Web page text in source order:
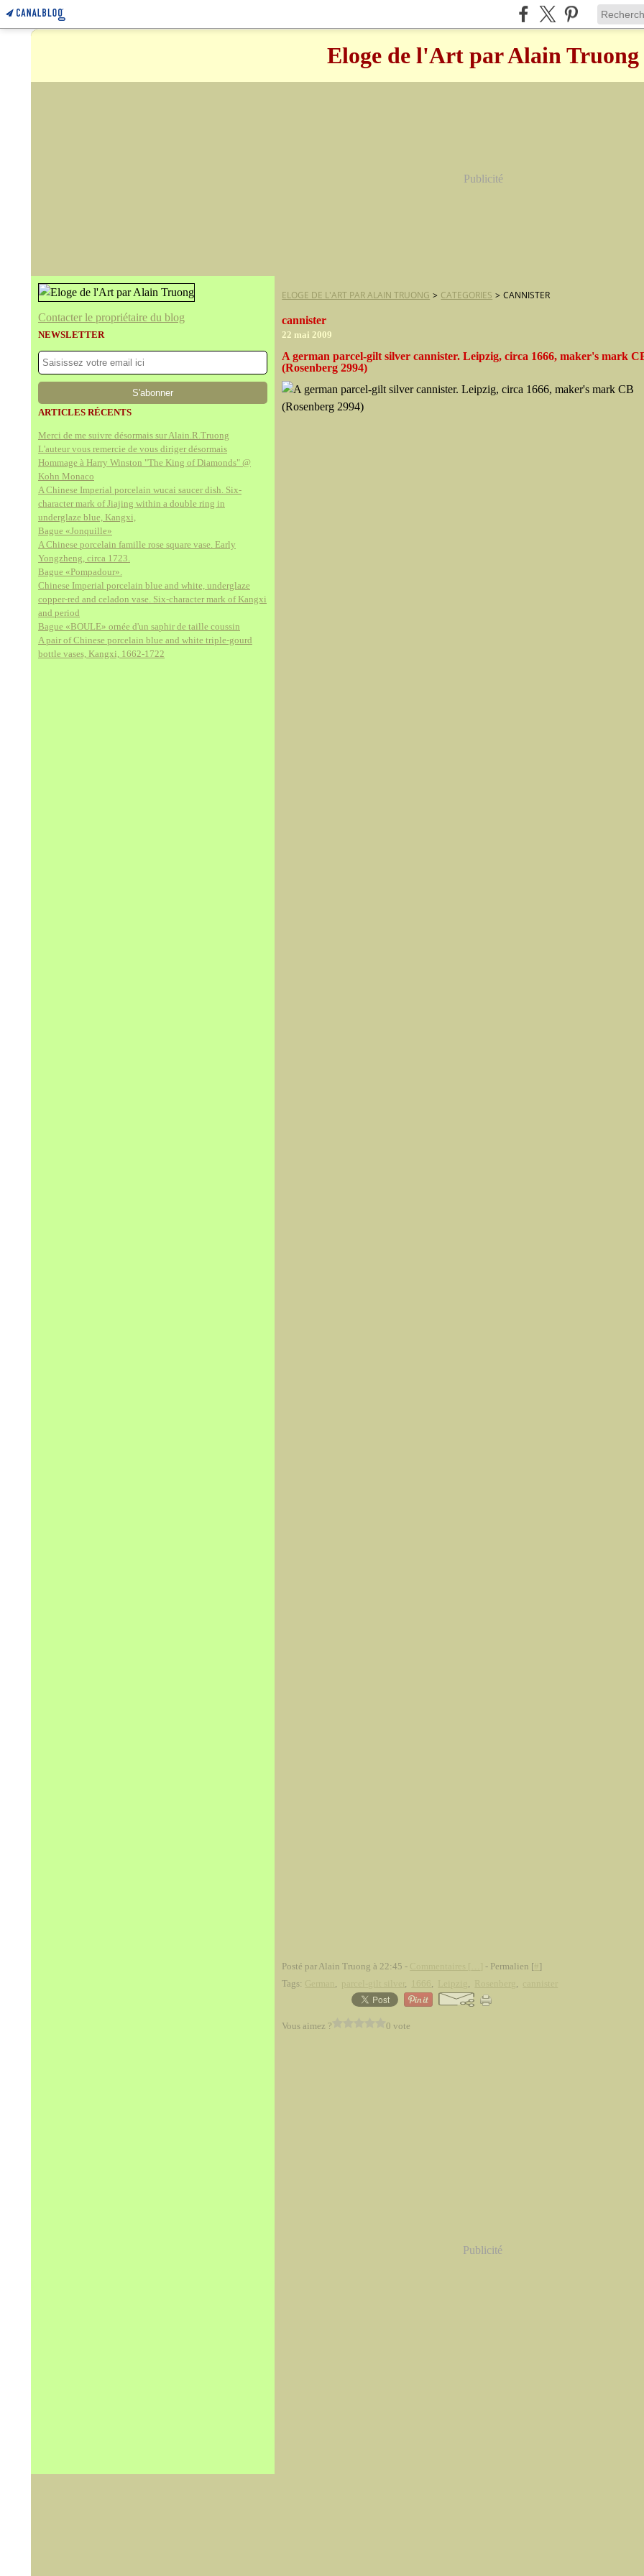
Eloge de l'Art par Alain Truong
Publicité
Contacter le propriétaire du blog
NEWSLETTER
ARTICLES RÉCENTS
Merci de me suivre désormais sur Alain.R.Truong
L'auteur vous remercie de vous diriger désormais
Hommage à Harry Winston "The King of Diamonds" @
Kohn Monaco
A Chinese Imperial porcelain wucai saucer dish. Six-
character mark of Jiajing within a double ring in
underglaze blue, Kangxi,
Bague «Jonquille»
A Chinese porcelain famille rose square vase. Early
Yongzheng, circa 1723.
Bague «Pompadour».
Chinese Imperial porcelain blue and white, underglaze
copper-red and celadon vase. Six-character mark of Kangxi
and period
Bague «BOULE» ornée d'un saphir de taille coussin
A pair of Chinese porcelain blue and white triple-gourd
bottle vases, Kangxi, 1662-1722
ELOGE DE L'ART PAR ALAIN TRUONG > CATEGORIES > CANNISTER
cannister
22 mai 2009
A german parcel-gilt silver cannister. Leipzig, circa 1666, maker's mark
(Rosenberg 2994)
Posté par Alain Truong à 22:45 - - Permalien [ ]
Tags:
, , , , ,
Vous aimez ? 0 vote
Publicité